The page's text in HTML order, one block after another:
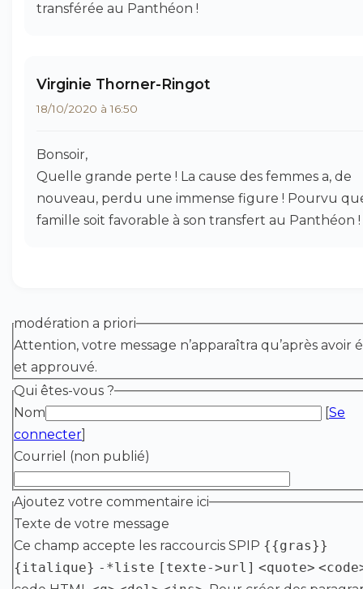
transférée au Panthéon !
Virginie Thorner-Ringot
18/10/2020 à 16:50
Bonsoir,
Quelle grande perte ! La cause des femmes a, de
nouveau, perdu une immense figure ! Pourvu
famille soit favorable à son transfert au Panthéon !
modération a priori
Attention, votre message n’apparaîtra qu’après avoir
et approuvé.
Qui êtes-vous ?
Nom
[Se
connecter]
Courriel (non publié)
Ajoutez votre commentaire ici
Texte de votre message
Ce champ accepte les raccourcis SPIP {{gras}}
{italique} -*liste [texte->url] <quote>